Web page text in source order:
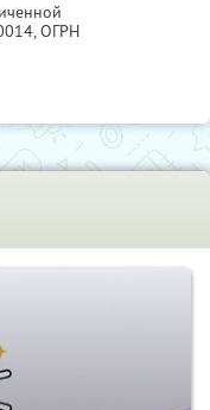
, ОГРН